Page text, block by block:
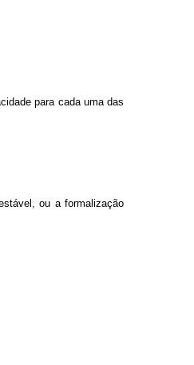
para cada uma das
ou a formalização